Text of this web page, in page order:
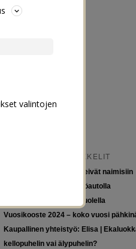
VIIMEISIMMÄT ARTIKKELIT
Tytöt kuuluvat kouluun, eivät naimisiin
Euroopan roadtrip sähköautolla
Tyttöjen ja tasa-arvon puolella
Vuosikooste 2024 – koko vuosi
Kaupallinen yhteistyö: Elisa |
kellopuhelin vai älypuhelin?
valintojen